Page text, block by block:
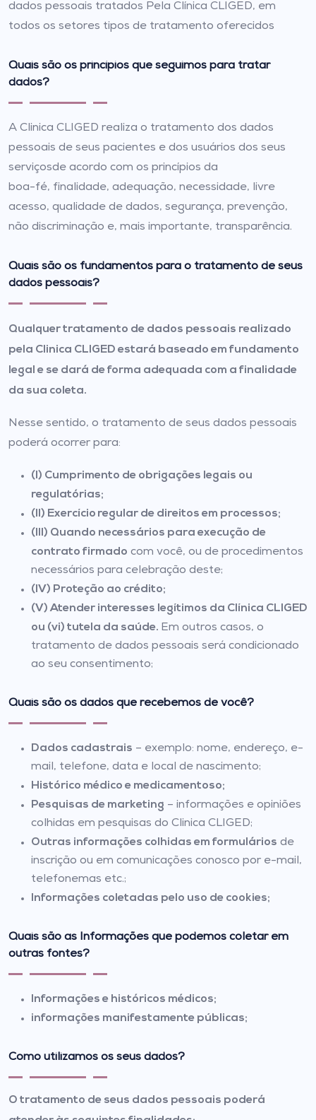
dados pessoais tratados Pela Clínica CLIGED, em
todos os setores tipos de tratamento oferecidos
Quais são os princípios que seguimos para tratar
dados?
A Clinica CLIGED realiza o tratamento dos dados
pessoais de seus pacientes e dos usuários dos seus
serviçosde acordo com os princípios da
boa-fé, finalidade, adequação, necessidade, livre
acesso, qualidade de dados, segurança, prevenção,
não discriminação e, mais importante, transparência.
Quais são os fundamentos para o tratamento de seus
dados pessoais?
Qualquer tratamento de dados pessoais realizado
pela Clinica CLIGED estará baseado em fundamento
legal e se dará de forma adequada com a finalidade
da sua coleta.
Nesse sentido, o tratamento de seus dados pessoais
poderá ocorrer para:
(I) Cumprimento de obrigações legais ou
regulatórias;
(II) Exercício regular de direitos em processos;
(III) Quando necessários para execução de
contrato firmado com você, ou de procedimentos
necessários para celebração deste;
(IV) Proteção ao crédito;
(V) Atender interesses legítimos da Clínica CLIGED
ou (vi) tutela da saúde. Em outros casos, o
tratamento de dados pessoais será condicionado
ao seu consentimento;
Quais são os dados que recebemos de você?
Dados cadastrais – exemplo: nome, endereço, e-
mail, telefone, data e local de nascimento;
Histórico médico e medicamentoso;
Pesquisas de marketing – informações e opiniões
colhidas em pesquisas do Clinica CLIGED;
Outras informações colhidas em formulários de
inscrição ou em comunicações conosco por e-mail,
telefonemas etc.;
Informações coletadas pelo uso de cookies;
Quais são as Informações que podemos coletar em
outras fontes?
Informações e históricos médicos;
informações manifestamente públicas;
Como utilizamos os seus dados?
O tratamento de seus dados pessoais poderá